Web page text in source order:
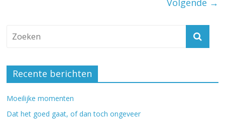
Volgende →
Recente berichten
Moeilijke momenten
Dat het goed gaat, of dan toch ongeveer